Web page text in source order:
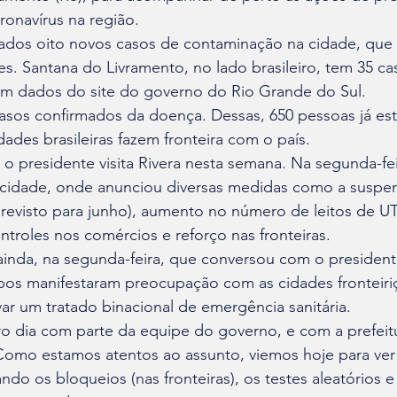
na região.
oito novos casos de contaminação na cidade,
Santana do Livramento, no lado brasileiro, tem 35
dados do site do governo do Rio Grande do Sul.
confirmados da doença. Dessas, 650 pessoas já
brasileiras fazem fronteira com o país.
presidente visita Rivera nesta semana. Na segunda-
onde anunciou diversas medidas como a
para junho), aumento no número de leitos de
nos comércios e reforço nas fronteiras.
na segunda-feira, que conversou com o
manifestaram preocupação com as cidades
um tratado binacional de emergência sanitária.
dia com parte da equipe do governo, e com a
estamos atentos ao assunto, viemos hoje para
os bloqueios (nas fronteiras), os testes aleatórios